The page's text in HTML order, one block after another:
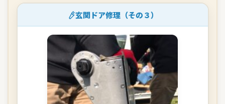
玄関ドア修理（その３）